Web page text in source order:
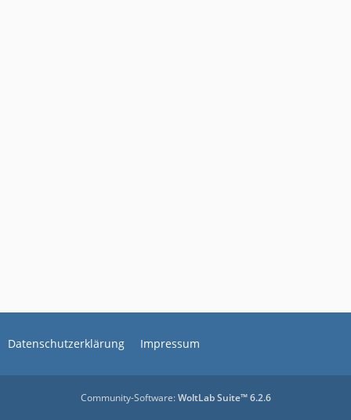
Datenschutzerklärung Impressum
Community-Software:WoltLab Suite™ 6.2.6